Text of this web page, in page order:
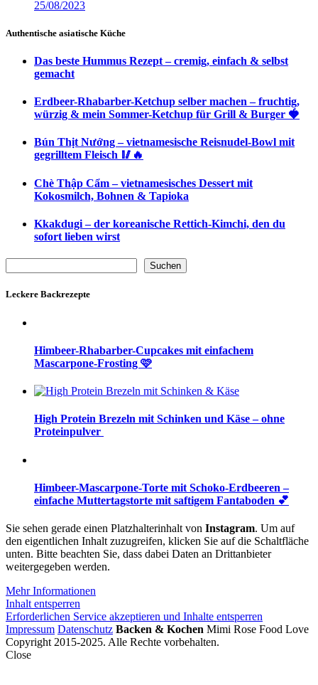
25/08/2023
Authentische asiatische Küche
Das beste Hummus Rezept – cremig, einfach & selbst
gemacht
Erdbeer-Rhabarber-Ketchup selber machen – fruchtig,
würzig & mein Sommer-Ketchup für Grill & Burger 🍓
Bún Thịt Nướng – vietnamesische Reisnudel-Bowl mit
gegrilltem Fleisch 🥢🔥
Chè Thập Cẩm – vietnamesisches Dessert mit
Kokosmilch, Bohnen & Tapioka
Kkakdugi – der koreanische Rettich-Kimchi, den du
sofort lieben wirst
Suchen
Leckere Backrezepte
Himbeer-Rhabarber-Cupcakes mit einfachem
Mascarpone-Frosting 🩷
High Protein Brezeln mit Schinken und Käse – ohne
Proteinpulver
Himbeer-Mascarpone-Torte mit Schoko-Erdbeeren –
einfache Muttertagstorte mit saftigem Fantaboden 💕
Sie sehen gerade einen Platzhalterinhalt von Instagram. Um auf
den eigentlichen Inhalt zuzugreifen, klicken Sie auf die Schaltfläche
unten. Bitte beachten Sie, dass dabei Daten an Drittanbieter
weitergegeben werden.
Mehr Informationen
Inhalt entsperren
Erforderlichen Service akzeptieren und Inhalte entsperren
Impressum Datenschutz Backen & Kochen Mimi Rose Food Love
Copyright 2015-2025. Alle Rechte vorbehalten.
Close